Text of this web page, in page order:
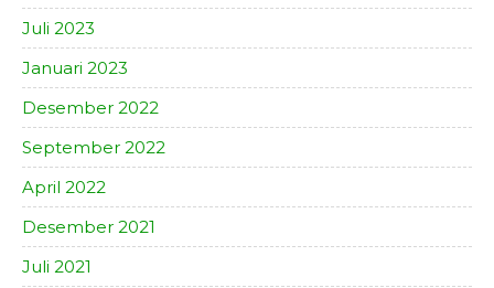
Juli 2023
Januari 2023
Desember 2022
September 2022
April 2022
Desember 2021
Juli 2021